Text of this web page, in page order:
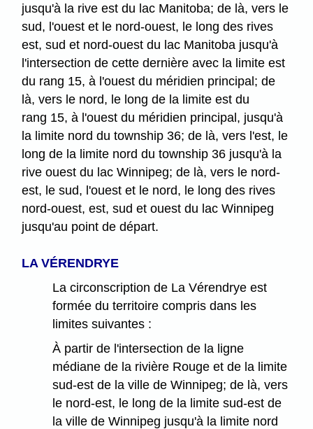
jusqu'à la rive est du lac Manitoba; de là, vers le
sud, l'ouest et le nord-ouest, le long des rives
est, sud et nord-ouest du lac Manitoba jusqu'à
l'intersection de cette dernière avec la limite est
du rang 15, à l'ouest du méridien principal; de
là, vers le nord, le long de la limite est du
rang 15, à l'ouest du méridien principal, jusqu'à
la limite nord du township 36; de là, vers l'est, le
long de la limite nord du township 36 jusqu'à la
rive ouest du lac Winnipeg; de là, vers le nord-
est, le sud, l'ouest et le nord, le long des rives
nord-ouest, est, sud et ouest du lac Winnipeg
jusqu'au point de départ.
LA VÉRENDRYE
La circonscription de La Vérendrye est
formée du territoire compris dans les
limites suivantes :
À partir de l'intersection de la ligne
médiane de la rivière Rouge et de la limite
sud-est de la ville de Winnipeg; de là, vers
le nord-est, le long de la limite sud-est de
la ville de Winnipeg jusqu'à la limite nord